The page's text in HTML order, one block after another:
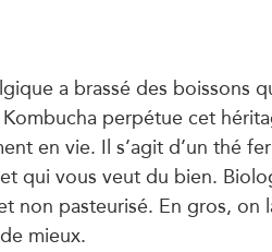
a brassé des boissons
perpétue cet
en vie. Il s’agit d’un thé
qui vous veut du bien.
non pasteurisé. En gros, on
mieux.